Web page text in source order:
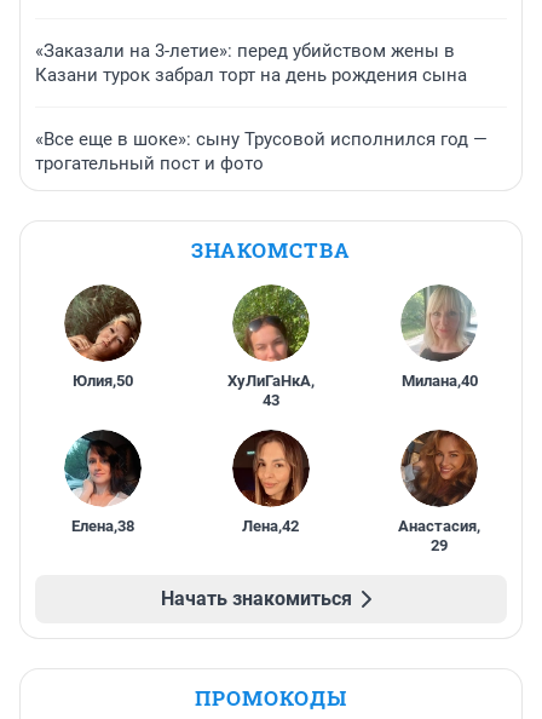
«Заказали на 3-летие»: перед убийством жены в
Казани турок забрал торт на день рождения сына
«Все еще в шоке»: сыну Трусовой исполнился год —
трогательный пост и фото
ЗНАКОМСТВА
Юлия,50 ХуЛиГаНкА,
43
Милана,40
Елена,38 Лена,42 Анастасия,
29
Начать знакомиться
ПРОМОКОДЫ